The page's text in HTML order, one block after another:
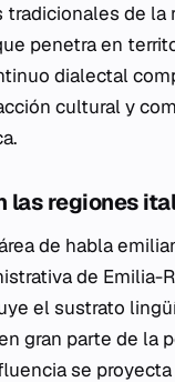
tradicionales de la
penetra en
dialectal
cultural y
las regiones
de habla
de Emilia-
el sustrato
gran parte de la
se